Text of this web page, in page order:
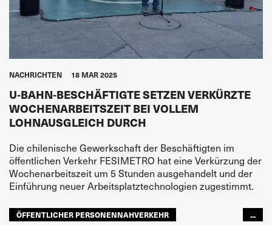
NACHRICHTEN 18 MAR 2025
U-BAHN-BESCHÄFTIGTE SETZEN VERKÜRZTE
WOCHENARBEITSZEIT BEI VOLLEM
LOHNAUSGLEICH DURCH
Die chilenische Gewerkschaft der Beschäftigten im
öffentlichen Verkehr FESIMETRO hat eine Verkürzung der
Wochenarbeitszeit um 5 Stunden ausgehandelt und der
Einführung neuer Arbeitsplatztechnologien zugestimmt.
ÖFFENTLICHER PERSONENNAHVERKEHR
...